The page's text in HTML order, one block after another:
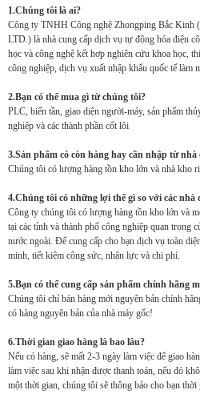
1.Chúng tôi là ai?
Công ty TNHH Công nghệ Zhongping Bắc Kinh
LTD.) là nhà cung cấp dịch vụ tự động hóa điện
học và công nghệ kết hợp nghiên cứu khoa học,
công nghiệp, dịch vụ xuất nhập khẩu quốc tế làm
2.Bạn có thể mua gì từ chúng tôi?
PLC, biến tần, giao diện người-máy, sản phẩm
nghiệp và các thành phần cốt lõi
3.Sản phẩm có còn hàng hay cần nhập từ nhà
Chúng tôi có lượng hàng tồn kho lớn và nhà kho
4.Chúng tôi có những lợi thế gì so với các nhà
Công ty chúng tôi có lượng hàng tồn kho lớn và
tại các tỉnh và thành phố công nghiệp quan trọng
nước ngoài. Để cung cấp cho bạn dịch vụ toàn
minh, tiết kiệm công sức, nhân lực và chi phí.
5.Bạn có thể cung cấp sản phẩm chính hãng
Chúng tôi chỉ bán hàng mới nguyên bản chính
có hàng nguyên bản của nhà máy gốc!
6.Thời gian giao hàng là bao lâu?
Nếu có hàng, sẽ mất 2-3 ngày làm việc để giao
làm việc sau khi nhận được thanh toán, nếu đó
một thời gian, chúng tôi sẽ thông báo cho bạn thời